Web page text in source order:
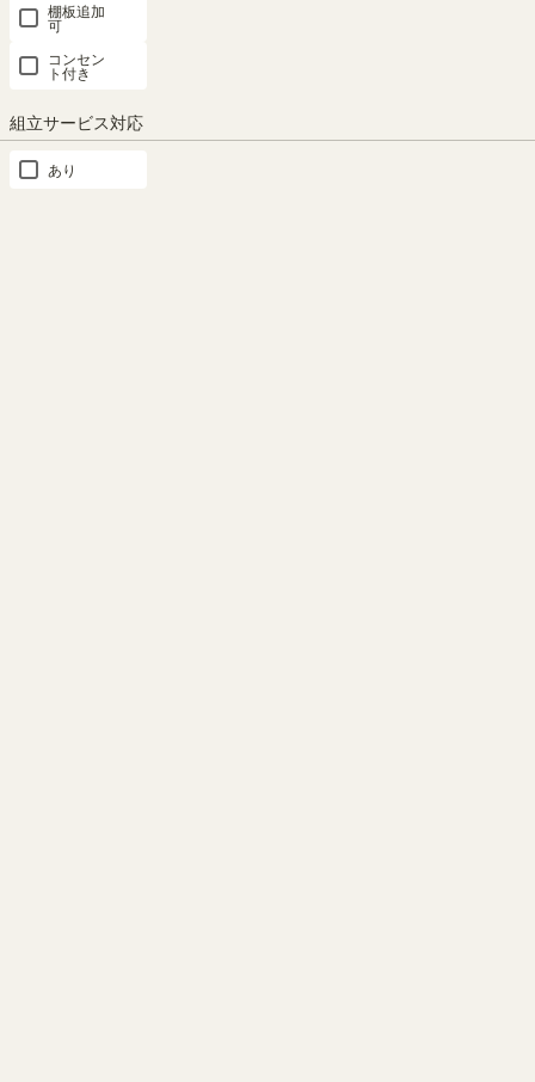
棚板追加
可
コンセン
ト付き
組立サービス対応
あり
ご注意